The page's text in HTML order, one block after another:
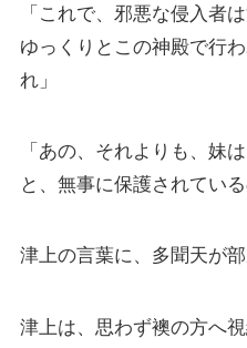
「これで、邪悪な侵入者
ゆっくりとこの神殿で行
れ」
「あの、それよりも、妹
と、無事に保護されてい
津上の言葉に、多聞天が部
津上は、思わず襖の方へ視